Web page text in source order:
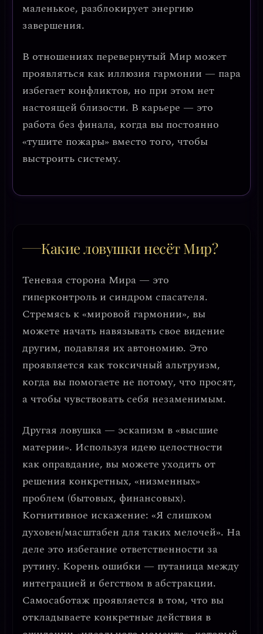
маленькое, разблокирует энергию
завершения.
В отношениях перевернутый Мир может
проявляться как иллюзия гармонии — пара
избегает конфликтов, но при этом нет
настоящей близости. В карьере — это
работа без финала, когда вы постоянно
«тушите пожары» вместо того, чтобы
выстроить систему.
Какие ловушки несёт Мир?
Теневая сторона Мира — это
гиперконтроль и синдром спасателя.
Стремясь к «мировой гармонии», вы
можете начать навязывать свое видение
другим, подавляя их автономию. Это
проявляется кактоксичный альтруизм,
когда вы помогаете не потому, что просят,
а чтобы чувствовать себя незаменимым.
Другая ловушка — эскапизм в «высшие
материи». Используя идею целостности
как оправдание, вы можете уходить от
решения конкретных, «низменных»
проблем (бытовых, финансовых).
Когнитивное искажение: «Я слишком
духовен/масштабен для таких мелочей». На
деле это избегание ответственности за
рутину. Корень ошибки — путаница между
интеграцией и бегством в абстракции.
Самосаботаж проявляется в том, что вы
откладываете конкретные действия в